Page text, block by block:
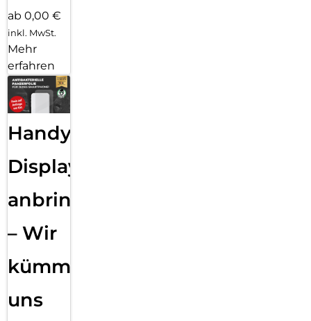
ab 0,00 €
inkl. MwSt.
Mehr
erfahren
Handy
Displayfolie
anbringen
– Wir
kümmern
uns